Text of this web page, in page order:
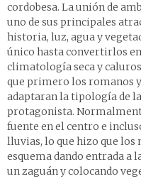
cordobesa. La unión de
uno de sus principales
historia, luz, agua y
único hasta convertirlos
climatología seca y
que primero los romanos
adaptaran la tipología de
protagonista.
fuente en el centro e
lluvias, lo que hizo que
esquema dando entrada a
un zaguán y colocando